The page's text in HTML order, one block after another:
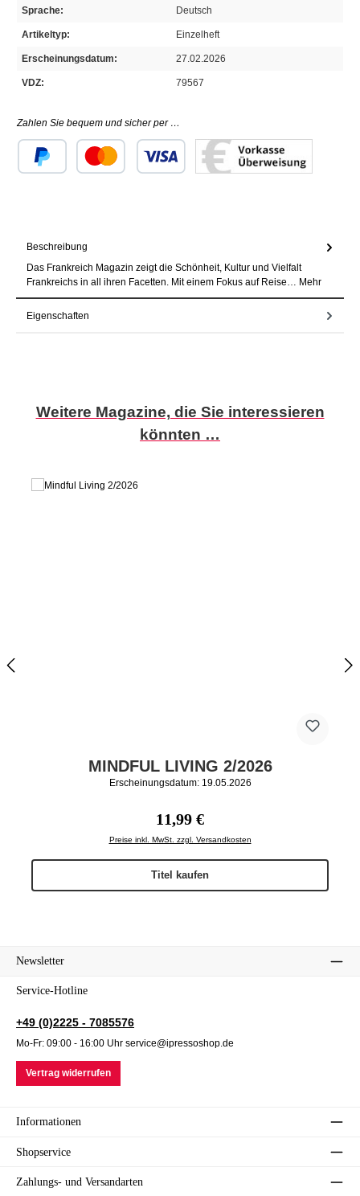
Sprache: Deutsch
Artikeltyp: Einzelheft
Erscheinungsdatum: 27.02.2026
VDZ: 79567
Zahlen Sie bequem und sicher per …
Beschreibung
Das Frankreich Magazin zeigt die Schönheit, Kultur und Vielfalt
Frankreichs in all ihren Facetten. Mit einem Fokus auf Reise… Mehr
Eigenschaften
Produktgalerie überspringen
Weitere Magazine, die Sie interessieren
könnten …
MINDFUL LIVING 2/2026
Erscheinungsdatum: 19.05.2026
Regulärer Preis:
11,99 €
Preise inkl. MwSt. zzgl. Versandkosten
Titel kaufen
Newsletter
Service-Hotline
+49 (0)2225 - 7085576
Mo-Fr: 09:00 - 16:00 Uhr service@ipressoshop.de
Vertrag widerrufen
Informationen
Shopservice
Zahlungs- und Versandarten